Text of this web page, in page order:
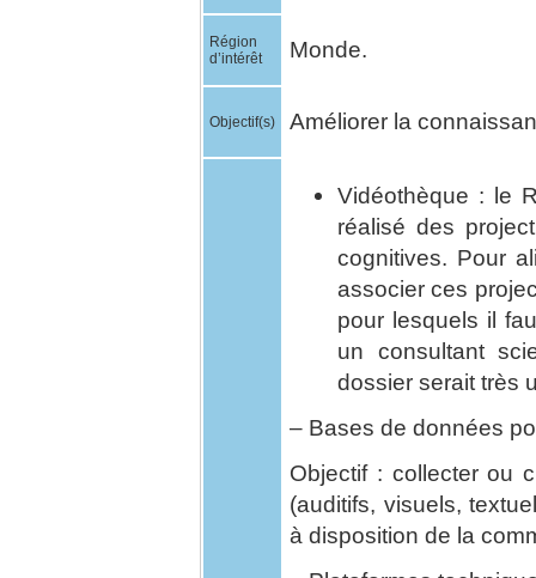
Région
d’intérêt
Monde.
Objectif(s) Améliorer la
Vidéothèque : le
réalisé des
cognitives. Pour
associer ces
pour lesquels il
un consultant
dossier serait très
– Bases de données
Objectif : collecter ou
(auditifs, visuels,
à disposition de la